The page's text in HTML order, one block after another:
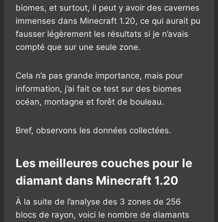
biomes, et surtout, il peut y avoir des cavernes
immenses dans Minecraft 1.20, ce qui aurait pu
fausser légèrement les résultats si je n’avais
compté que sur une seule zone.
Cela n’a pas grande importance, mais pour
information, j’ai fait ce test sur des biomes
océan, montagne et forêt de bouleau.
Bref, observons les données collectées.
Les meilleures couches pour le
diamant dans Minecraft 1.20
À la suite de l’analyse des 3 zones de 256
blocs de rayon, voici le nombre de diamants